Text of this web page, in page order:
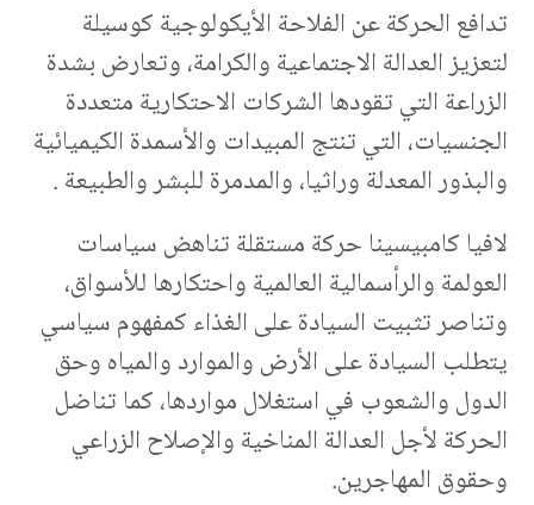
تدافع الحركة عن الفلاحة الأيكولوجية كوسيلة
لتعزيز العدالة الاجتماعية والكرامة، وتعارض بشدة
الزراعة التي تقودها الشركات الاحتكارية متعددة
الجنسيات، التي تنتج المبيدات والأسمدة الكيميائية
والبذور المعدلة وراثيا، والمدمرة للبشر والطبيعة .
لافيا كامبيسينا حركة مستقلة تناهض سياسات
العولمة والرأسمالية العالمية واحتكارها للأسواق،
وتناصر تثبيت السيادة على الغذاء كمفهوم سياسي
يتطلب السيادة على الأرض والموارد والمياه وحق
الدول والشعوب في استغلال مواردها، كما تناضل
الحركة لأجل العدالة المناخية والإصلاح الزراعي
وحقوق المهاجرين.